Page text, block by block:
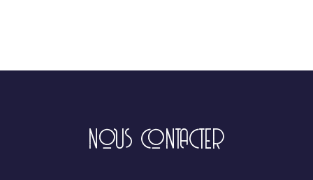
NOUS CONTACTER